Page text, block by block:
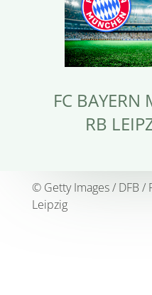
FC BAYERN
RB
© Getty Images / DFB /
Leipzig